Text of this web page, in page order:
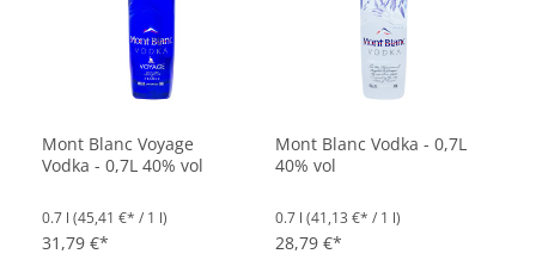
Mont Blanc Voyage
Vodka - 0,7L 40% vol
0.7 l (45,41 €* / 1 l)
31,79 €*
Mont Blanc Vodka - 0,7L
40% vol
0.7 l (41,13 €* / 1 l)
28,79 €*